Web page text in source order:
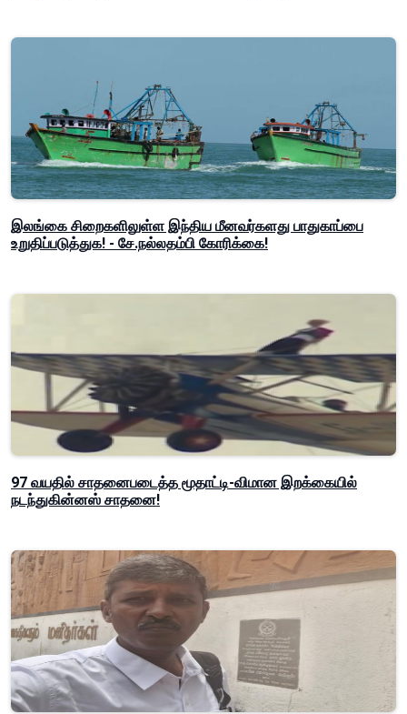
இலங்கை சிறைகளிலுள்ள இந்திய மீனவர்களது பாதுகாப்பை
உறுதிப்படுத்துக! - சே.நல்லதம்பி கோரிக்கை!
97 வயதில் சாதனைபடைத்த மூதாட்டி-விமான இறக்கையில்
நடந்துகின்னஸ் சாதனை!